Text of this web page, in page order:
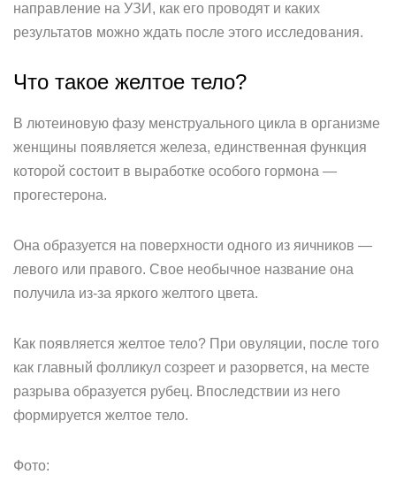
направление на УЗИ, как его проводят и каких
результатов можно ждать после этого исследования.
Что такое желтое тело?
В лютеиновую фазу менструального цикла в организме
женщины появляется железа, единственная функция
которой состоит в выработке особого гормона —
прогестерона.
Она образуется на поверхности одного из яичников —
левого или правого. Свое необычное название она
получила из-за яркого желтого цвета.
Как появляется желтое тело? При овуляции, после того
как главный фолликул созреет и разорвется, на месте
разрыва образуется рубец. Впоследствии из него
формируется желтое тело.
Фото: